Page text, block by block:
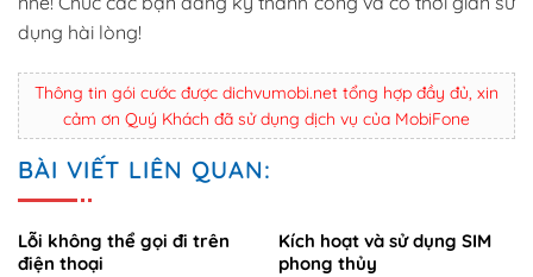
dụng hài lòng!
Thông tin gói cước được dichvumobi.net tổng hợp đầy đủ, xin
cảm ơn Quý Khách đã sử dụng dịch vụ của MobiFone
BÀI VIẾT LIÊN QUAN:
Lỗi không thể gọi đi trên
điện thoại
Kích hoạt và sử dụng SIM
phong thủy